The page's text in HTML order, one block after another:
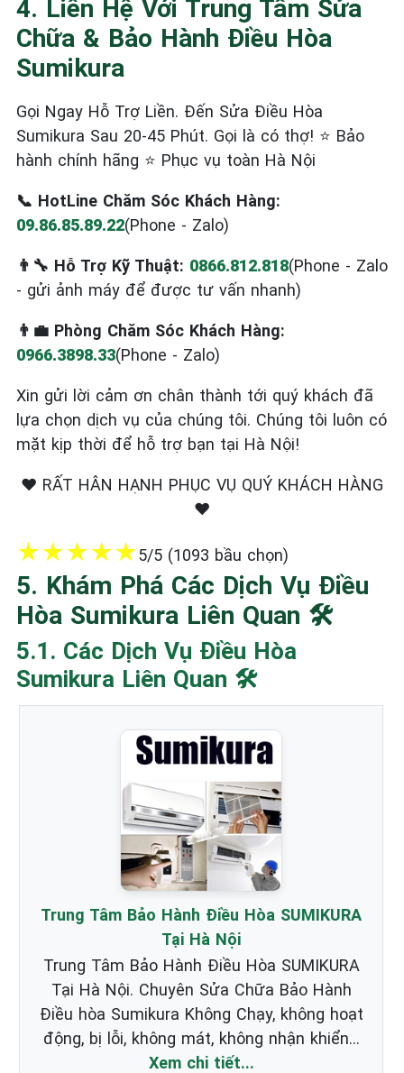
4. Liên Hệ Với Trung Tâm Sửa
Chữa & Bảo Hành Điều Hòa
Sumikura
Gọi Ngay Hỗ Trợ Liền. Đến Sửa Điều Hòa
Sumikura Sau 20-45 Phút. Gọi là có thợ! ⭐ Bảo
hành chính hãng ⭐ Phục vụ toàn Hà Nội
📞 HotLine Chăm Sóc Khách Hàng:
09.86.85.89.22(Phone - Zalo)
👨‍🔧 Hỗ Trợ Kỹ Thuật: 0866.812.818(Phone - Zalo
- gửi ảnh máy để được tư vấn nhanh)
👨‍💼 Phòng Chăm Sóc Khách Hàng:
0966.3898.33(Phone - Zalo)
Xin gửi lời cảm ơn chân thành tới quý khách đã
lựa chọn dịch vụ của chúng tôi. Chúng tôi luôn có
mặt kịp thời để hỗ trợ bạn tại Hà Nội!
❤️ RẤT HÂN HẠNH PHỤC VỤ QUÝ KHÁCH HÀNG
❤️
★★★★★5/5 (1093 bầu chọn)
5. Khám Phá Các Dịch Vụ Điều
Hòa Sumikura Liên Quan 🛠️
5.1. Các Dịch Vụ Điều Hòa
Sumikura Liên Quan 🛠️
Trung Tâm Bảo Hành Điều Hòa SUMIKURA
Tại Hà Nội
Trung Tâm Bảo Hành Điều Hòa SUMIKURA
Tại Hà Nội. Chuyên Sửa Chữa Bảo Hành
Điều hòa Sumikura Không Chạy, không hoạt
động, bị lỗi, không mát, không nhận khiển...
Xem chi tiết...